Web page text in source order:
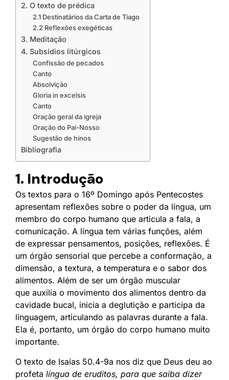
2. O texto de prédica
2.1 Destinatários da Carta de Tiago
2.2 Reflexões exegéticas
3. Meditação
4. Subsídios litúrgicos
Confissão de pecados
Canto
Absolvição
Gloria in excelsis
Canto
Oração geral da igreja
Oração do Pai-Nosso
Sugestão de hinos
Bibliografia
1. Introdução
Os textos para o 16º Domingo após Pentecostes
apresentam reflexões sobre o poder da língua, um
membro do corpo humano que articula a fala, a
comunicação. A língua tem várias funções, além
de expressar pensamentos, posições, reflexões. É
um órgão sensorial que percebe a conformação, a
dimensão, a textura, a temperatura e o sabor dos
alimentos. Além de ser um órgão muscular
que auxilia o movimento dos alimentos dentro da
cavidade bucal, inicia a deglutição e participa da
linguagem, articulando as palavras durante a fala.
Ela é, portanto, um órgão do corpo humano muito
importante.
O texto de Isaías 50.4-9a nos diz que Deus deu ao
profeta língua de eruditos, para que saiba dizer